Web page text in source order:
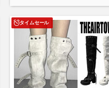
タイムセール